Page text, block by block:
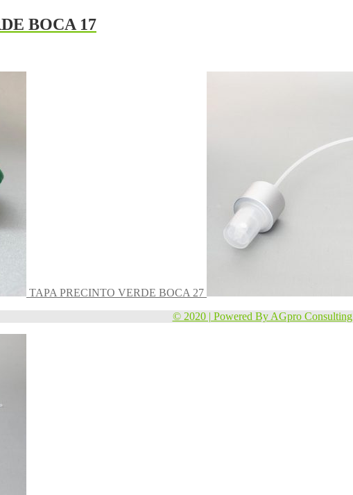
BOCA 17
TAPA PRECINTO VERDE BOCA 27
© 2020 | Powered By AGpro Consulting